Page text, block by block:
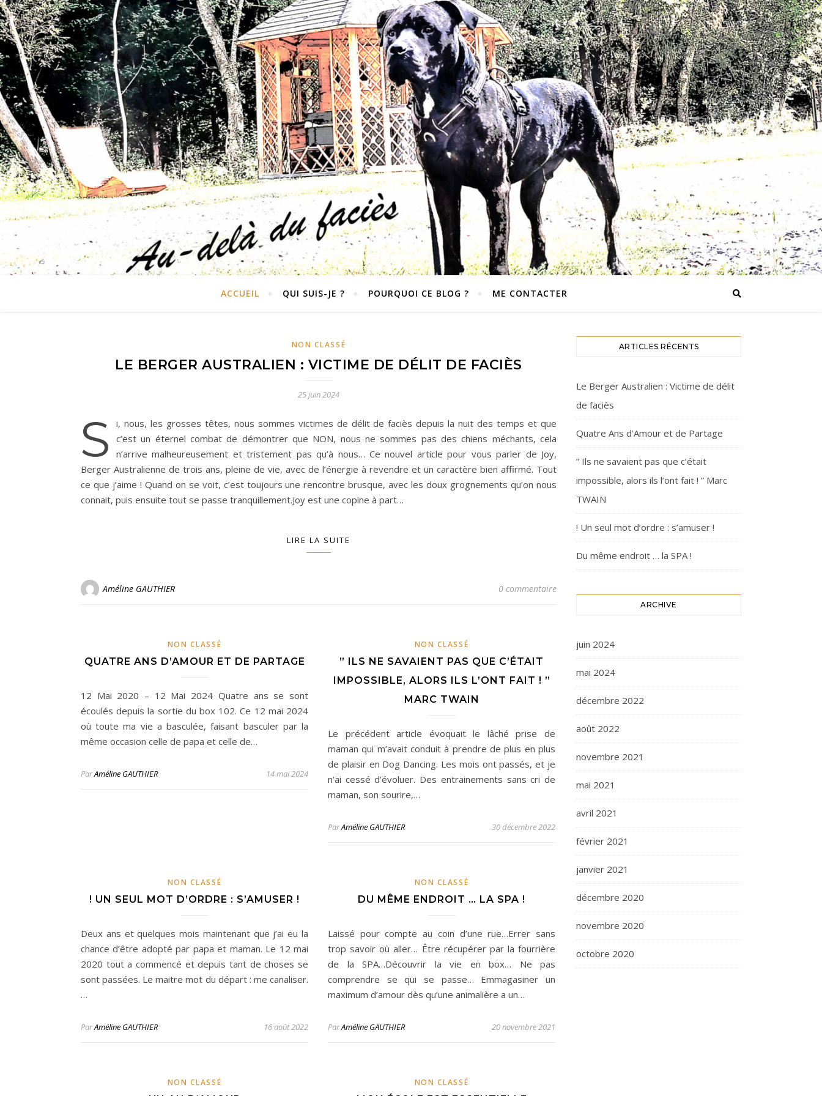
ACCUEIL QUI SUIS-JE ? POURQUOI CE BLOG ? ME CONTACTER
NON CLASSÉ
LE BERGER AUSTRALIEN : VICTIME DE DÉLIT DE FACIÈS
25 juin 2024
S
i, nous, les grosses têtes, nous sommes victimes de délit de faciès depuis la nuit des temps et que
c’est un éternel combat de démontrer que NON, nous ne sommes pas des chiens méchants, cela
n’arrive malheureusement et tristement pas qu’à nous… Ce nouvel article pour vous parler de Joy,
Berger Australienne de trois ans, pleine de vie, avec de l’énergie à revendre et un caractère bien affirmé. Tout
ce que j’aime ! Quand on se voit, c’est toujours une rencontre brusque, avec les doux grognements qu’on nous
connait, puis ensuite tout se passe tranquillement.Joy est une copine à part…
LIRE LA SUITE
Améline GAUTHIER 0 commentaire
NON CLASSÉ
QUATRE ANS D’AMOUR ET DE PARTAGE
12 Mai 2020 – 12 Mai 2024 Quatre ans se sont
écoulés depuis la sortie du box 102. Ce 12 mai 2024
où toute ma vie a basculée, faisant basculer par la
même occasion celle de papa et celle de…
ParAméline GAUTHIER 14 mai 2024
NON CLASSÉ
” ILS NE SAVAIENT PAS QUE C’ÉTAIT
IMPOSSIBLE, ALORS ILS L’ONT FAIT ! ”
MARC TWAIN
Le précédent article évoquait le lâché prise de
maman qui m’avait conduit à prendre de plus en plus
de plaisir en Dog Dancing. Les mois ont passés, et je
n’ai cessé d’évoluer. Des entrainements sans cri de
maman, son sourire,…
ParAméline GAUTHIER 30 décembre 2022
NON CLASSÉ
! UN SEUL MOT D’ORDRE : S’AMUSER !
Deux ans et quelques mois maintenant que j’ai eu la
chance d’être adopté par papa et maman. Le 12 mai
2020 tout a commencé et depuis tant de choses se
sont passées. Le maitre mot du départ : me canaliser.
…
ParAméline GAUTHIER 16 août 2022
NON CLASSÉ
DU MÊME ENDROIT … LA SPA !
Laissé pour compte au coin d’une rue…Errer sans
trop savoir où aller… Être récupérer par la fourrière
de la SPA…Découvrir la vie en box… Ne pas
comprendre se qui se passe… Emmagasiner un
maximum d’amour dès qu’une animalière a un…
ParAméline GAUTHIER 20 novembre 2021
NON CLASSÉ NON CLASSÉ
ARTICLES RÉCENTS
Le Berger Australien : Victime de délit
de faciès
Quatre Ans d’Amour et de Partage
” Ils ne savaient pas que c’était
impossible, alors ils l’ont fait ! ” Marc
TWAIN
! Un seul mot d’ordre : s’amuser !
Du même endroit … la SPA !
ARCHIVE
juin 2024
mai 2024
décembre 2022
août 2022
novembre 2021
mai 2021
avril 2021
février 2021
janvier 2021
décembre 2020
novembre 2020
octobre 2020